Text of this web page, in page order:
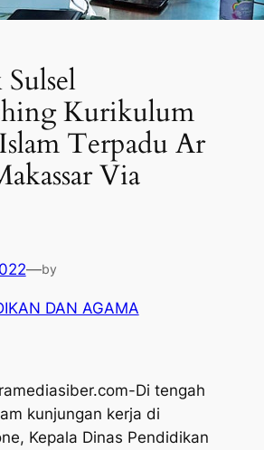
Kurikulum
Terpadu Ar
Via
—by
DAN AGAMA
Di tengah
kunjungan kerja di
Kepala Dinas Pendidikan